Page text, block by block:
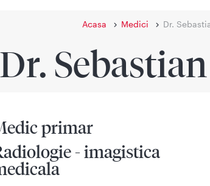
Acasa Medici Dr.
Dr.
primar
- imagistica